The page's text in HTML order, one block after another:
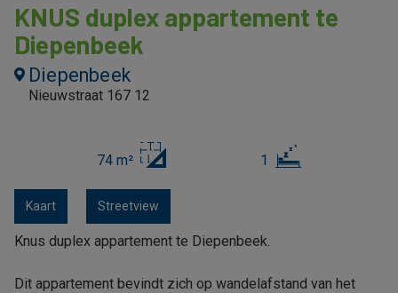
KNUS duplex appartement te
Diepenbeek
Diepenbeek
Nieuwstraat 167 12
74 m² 1
Kaart Streetview
Knus duplex appartement te Diepenbeek.
Dit appartement bevindt zich op wandelafstand van het